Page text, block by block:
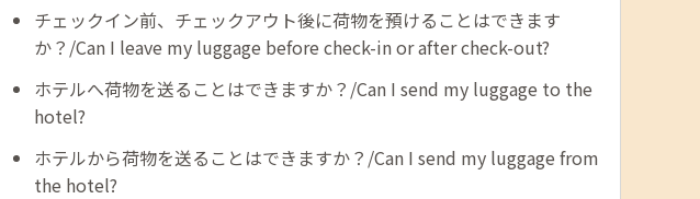
チェックイン前、チェックアウト後に荷物を預けることはできます
か？/Can I leave my luggage before check-in or after check-out?
ホテルへ荷物を送ることはできますか？/Can I send my luggage to the
hotel?
ホテルから荷物を送ることはできますか？/Can I send my luggage from
the hotel?